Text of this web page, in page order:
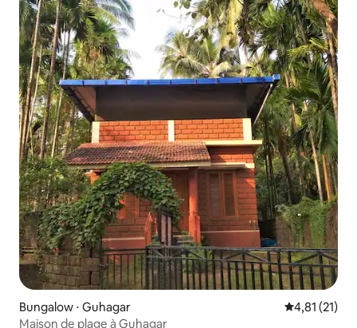
Bungalow ⋅ Guhagar Évaluation
4,81 (21)
Maison de plage à Guhagar